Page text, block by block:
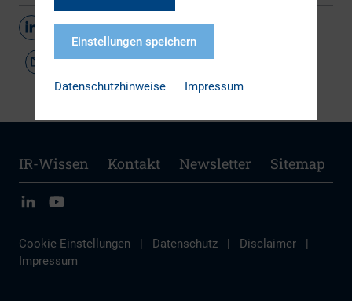
Teilen
IR-Wissen Kontakt Newsletter Sitemap
Cookie Einstellungen | Datenschutz | Disclaimer
|
Impressum
Einstellungen speichern
Datenschutzhinweise Impressum